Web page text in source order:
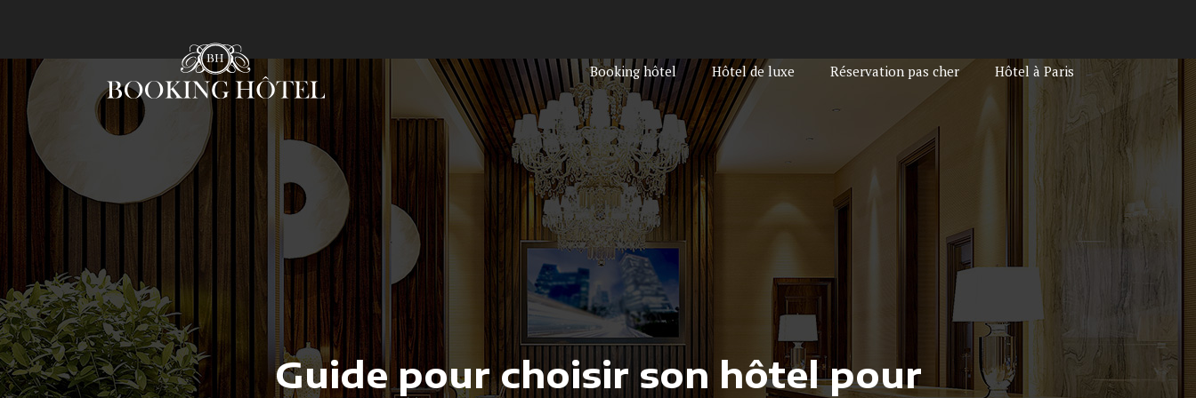
Booking hôtel Hôtel de luxe Réservation pas cher Hôtel à Paris
Guide pour choisir son hôtel pour